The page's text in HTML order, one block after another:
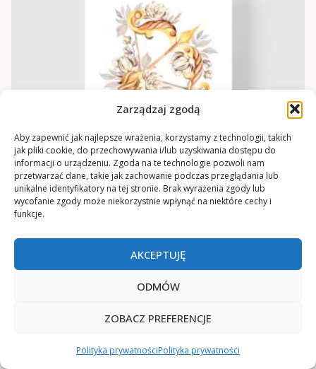
Zarządzaj zgodą
Aby zapewnić jak najlepsze wrażenia, korzystamy z technologii, takich
jak pliki cookie, do przechowywania i/lub uzyskiwania dostępu do
informacji o urządzeniu. Zgoda na te technologie pozwoli nam
przetwarzać dane, takie jak zachowanie podczas przeglądania lub
unikalne identyfikatory na tej stronie. Brak wyrażenia zgody lub
wycofanie zgody może niekorzystnie wpłynąć na niektóre cechy i
funkcje.
AKCEPTUJĘ
ODMÓW
ZOBACZ PREFERENCJE
Polityka prywatnościPolityka prywatności
Plakat ze znakiem zodiaku – Strzelec
od18zł